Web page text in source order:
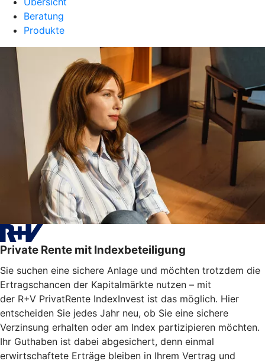
Beratung
Produkte
Private Rente mit Indexbeteiligung
Sie suchen eine sichere Anlage und möchten trotzdem die
Ertragschancen der Kapitalmärkte nutzen – mit
der R+V PrivatRente IndexInvest ist das möglich. Hier
entscheiden Sie jedes Jahr neu, ob Sie eine sichere
Verzinsung erhalten oder am Index partizipieren möchten.
Ihr Guthaben ist dabei abgesichert, denn einmal
erwirtschaftete Erträge bleiben in Ihrem Vertrag und